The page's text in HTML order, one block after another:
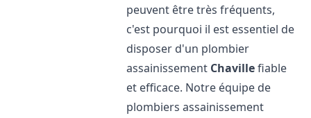
peuvent être très fréquents,
c'est pourquoi il est essentiel de
disposer d'un plombier
assainissement Chavillefiable
et efficace. Notre équipe de
plombiers assainissement